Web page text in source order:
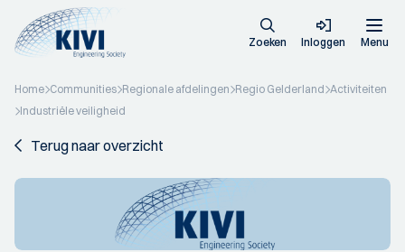
Zoeken Inloggen Menu
Home Communities Regionale afdelingen Regio Gelderland Activiteiten
Industriële veiligheid
Terug naar overzicht